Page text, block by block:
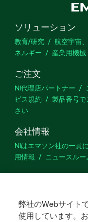
ソリューション
教育/研究 航空宇宙
ネルギー
産業用機械
ご注文
NI代理店パートナー
ビス規約
製品番号
さい
会社情報
NIはエマソン社の一員
用情報
ニュースルー
サポート
ム
製品のアクティブ
するご意見
弊社のWebサイト
使用しています。